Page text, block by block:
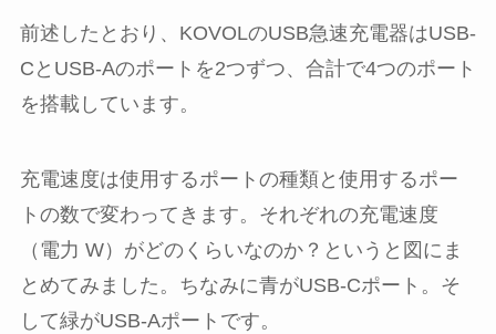
前述したとおり、KOVOLのUSB急速充電器はUSB-
CとUSB-Aのポートを2つずつ、合計で4つのポート
を搭載しています。
充電速度は使用するポートの種類と使用するポー
トの数で変わってきます。それぞれの充電速度
（電力 W）がどのくらいなのか？というと図にま
とめてみました。ちなみに青がUSB-Cポート。そ
して緑がUSB-Aポートです。